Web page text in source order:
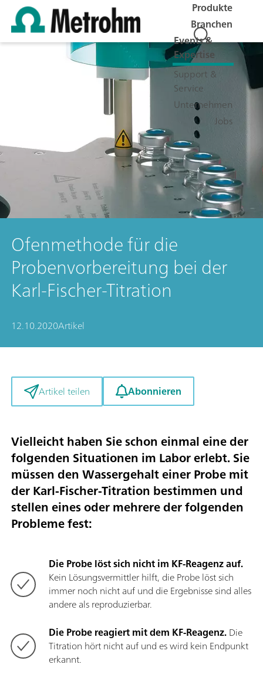
Produkte
Branchen
Events &
Expertise
Support &
Service
Unternehmen
Jobs
Ofenmethode für die
Probenvorbereitung bei der
Karl-Fischer-Titration
12.10.2020Artikel
Artikel teilen Abonnieren
Vielleicht haben Sie schon einmal eine der
folgenden Situationen im Labor erlebt. Sie
müssen den Wassergehalt einer Probe mit
der Karl-Fischer-Titration bestimmen und
stellen eines oder mehrere der folgenden
Probleme fest:
Die Probe löst sich nicht im KF-Reagenz auf.
Kein Lösungsvermittler hilft, die Probe löst sich
immer noch nicht auf und die Ergebnisse sind alles
andere als reproduzierbar.
Die Probe reagiert mit dem KF-Reagenz.Die
Titration hört nicht auf und es wird kein Endpunkt
erkannt.